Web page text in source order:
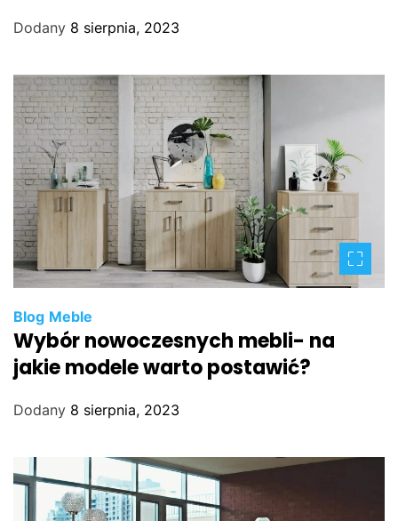
Dodany 8 sierpnia, 2023
Blog Meble
Wybór nowoczesnych mebli- na
jakie modele warto postawić?
Dodany 8 sierpnia, 2023